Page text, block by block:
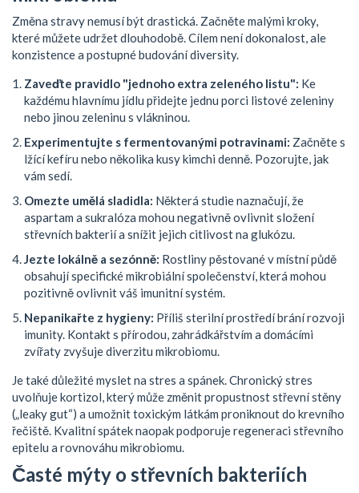
Změna stravy nemusí být drastická. Začněte malými kroky,
které můžete udržet dlouhodobě. Cílem není dokonalost, ale
konzistence a postupné budování diversity.
Zaveďte pravidlo "jednoho extra zeleného listu": Ke
každému hlavnímu jídlu přidejte jednu porci listové zeleniny
nebo jinou zeleninu s vlákninou.
Experimentujte s fermentovanými potravinami: Začněte s
lžící kefíru nebo několika kusy kimchi denně. Pozorujte, jak
vám sedí.
Omezte umělá sladidla: Některá studie naznačují, že
aspartam a sukralóza mohou negativně ovlivnit složení
střevních bakterií a snížit jejich citlivost na glukózu.
Jezte lokálně a sezónně: Rostliny pěstované v místní půdě
obsahují specifické mikrobiální společenství, která mohou
pozitivně ovlivnit váš imunitní systém.
Nepanikařte z hygieny: Příliš sterilní prostředí brání rozvoji
imunity. Kontakt s přírodou, zahrádkářstvím a domácími
zvířaty zvyšuje diverzitu mikrobiomu.
Je také důležité myslet na stres a spánek. Chronický stres
uvolňuje kortizol, který může změnit propustnost střevní stěny
(„leaky gut“) a umožnit toxickým látkám proniknout do krevního
řečiště. Kvalitní spátek naopak podporuje regeneraci střevního
epitelu a rovnováhu mikrobiomu.
Časté mýty o střevních bakteriích